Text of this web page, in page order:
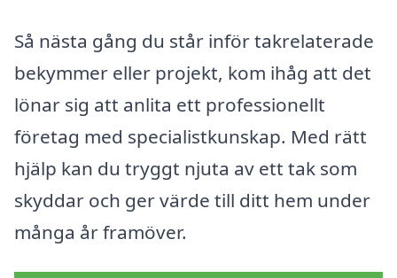
Så nästa gång du står inför takrelaterade
bekymmer eller projekt, kom ihåg att det
lönar sig att anlita ett professionellt
företag med specialistkunskap. Med rätt
hjälp kan du tryggt njuta av ett tak som
skyddar och ger värde till ditt hem under
många år framöver.